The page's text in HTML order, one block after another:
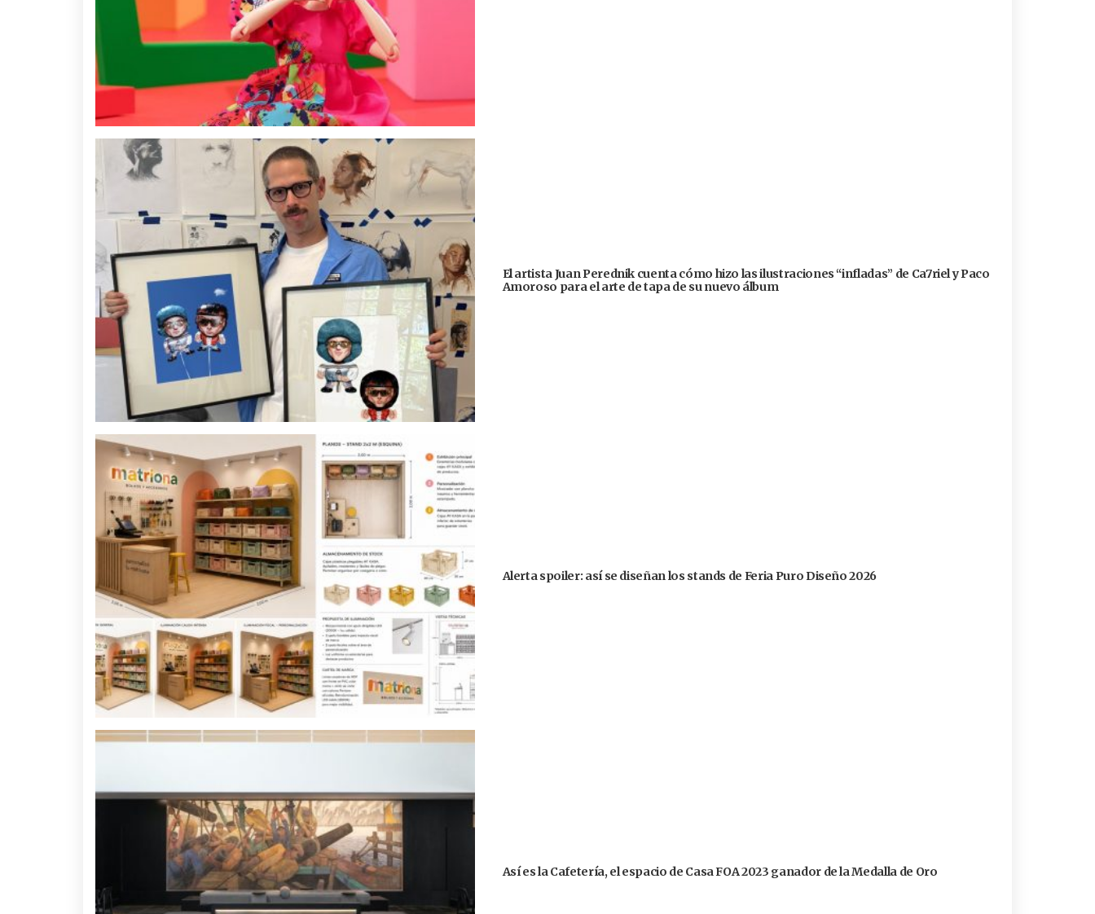
El artista Juan Perednik cuenta cómo hizo las ilustraciones “infladas” de Ca7riel y Paco
Amoroso para el arte de tapa de su nuevo álbum
Alerta spoiler: así se diseñan los stands de Feria Puro Diseño 2026
Así es la Cafetería, el espacio de Casa FOA 2023 ganador de la Medalla de Oro